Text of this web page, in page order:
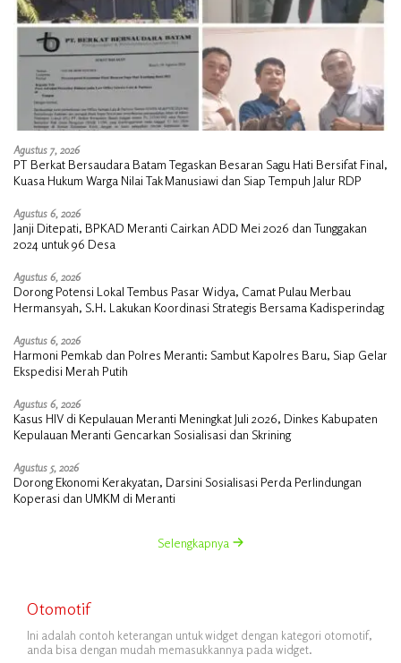
Agustus 7, 2026
PT Berkat Bersaudara Batam Tegaskan Besaran Sagu Hati Bersifat Final,
Kuasa Hukum Warga Nilai Tak Manusiawi dan Siap Tempuh Jalur RDP
Agustus 6, 2026
Janji Ditepati, BPKAD Meranti Cairkan ADD Mei 2026 dan Tunggakan
2024 untuk 96 Desa
Agustus 6, 2026
Dorong Potensi Lokal Tembus Pasar Widya, Camat Pulau Merbau
Hermansyah, S.H. Lakukan Koordinasi Strategis Bersama Kadisperindag
Agustus 6, 2026
Harmoni Pemkab dan Polres Meranti: Sambut Kapolres Baru, Siap Gelar
Ekspedisi Merah Putih
Agustus 6, 2026
Kasus HIV di Kepulauan Meranti Meningkat Juli 2026, Dinkes Kabupaten
Kepulauan Meranti Gencarkan Sosialisasi dan Skrining
Agustus 5, 2026
Dorong Ekonomi Kerakyatan, Darsini Sosialisasi Perda Perlindungan
Koperasi dan UMKM di Meranti
Selengkapnya
Otomotif
Ini adalah contoh keterangan untuk widget dengan kategori otomotif,
anda bisa dengan mudah memasukkannya pada widget.